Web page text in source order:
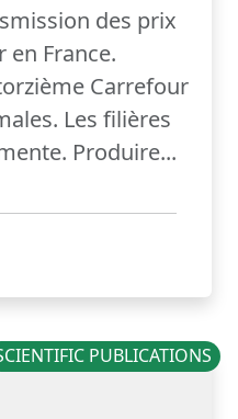
des prix
en France.
Carrefour
Les filières
Produire...
PUBLICATIONS